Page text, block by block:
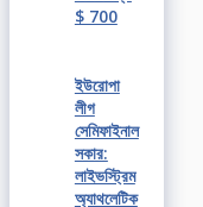
$ 700
ইউরোপা
লীগ
সেমিফাইনাল
সকার:
লাইভস্ট্রিম
অ্যাথলেটিক